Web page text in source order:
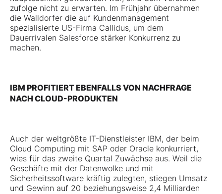
zufolge nicht zu erwarten. Im Frühjahr übernahmen
die Walldorfer die auf Kundenmanagement
spezialisierte US-Firma Callidus, um dem
Dauerrivalen Salesforce stärker Konkurrenz zu
machen.
IBM PROFITIERT EBENFALLS VON NACHFRAGE
NACH CLOUD-PRODUKTEN
Auch der weltgrößte IT-Dienstleister IBM, der beim
Cloud Computing mit SAP oder Oracle konkurriert,
wies für das zweite Quartal Zuwächse aus. Weil die
Geschäfte mit der Datenwolke und mit
Sicherheitssoftware kräftig zulegten, stiegen Umsatz
und Gewinn auf 20 beziehungsweise 2,4 Milliarden